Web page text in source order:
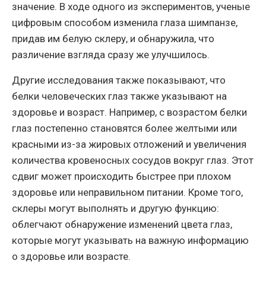
значение. В ходе одного из экспериментов, ученые
цифровым способом изменила глаза шимпанзе,
придав им белую склеру, и обнаружила, что
различение взгляда сразу же улучшилось.
Другие исследования также показывают, что
белки человеческих глаз также указывают на
здоровье и возраст. Например, с возрастом белки
глаз постепенно становятся более желтыми или
красными из-за жировых отложений и увеличения
количества кровеносных сосудов вокруг глаз. Этот
сдвиг может происходить быстрее при плохом
здоровье или неправильном питании. Кроме того,
склеры могут выполнять и другую функцию:
облегчают обнаружение изменений цвета глаз,
которые могут указывать на важную информацию
о здоровье или возрасте.